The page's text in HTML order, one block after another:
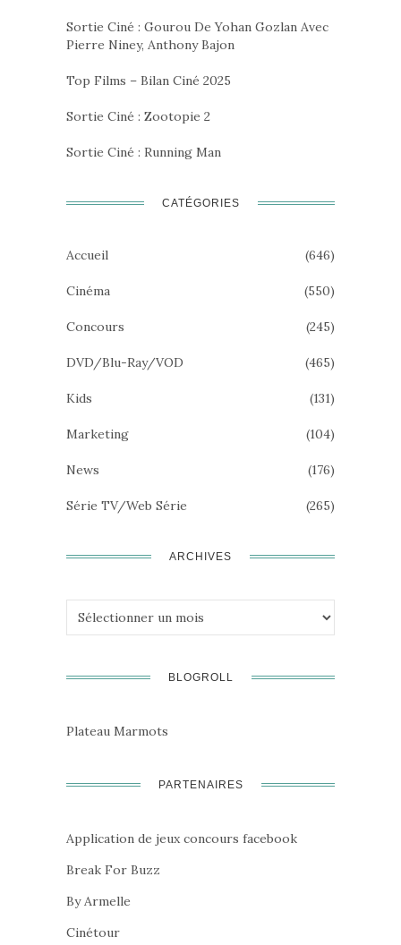
Sortie Ciné : Gourou De Yohan Gozlan Avec
Pierre Niney, Anthony Bajon
Top Films – Bilan Ciné 2025
Sortie Ciné : Zootopie 2
Sortie Ciné : Running Man
CATÉGORIES
Accueil (646)
Cinéma (550)
Concours (245)
DVD/Blu-Ray/VOD (465)
Kids (131)
Marketing (104)
News (176)
Série TV/Web Série (265)
ARCHIVES
Archives
BLOGROLL
Plateau Marmots
PARTENAIRES
Application de jeux concours facebook
Break For Buzz
By Armelle
Cinétour